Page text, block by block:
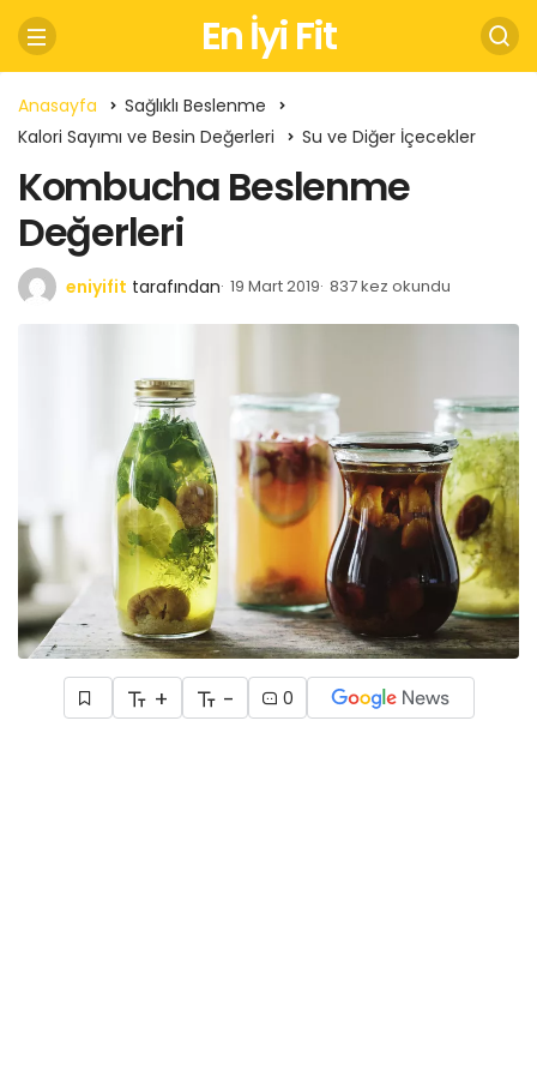
En İyi Fit
Anasayfa
Sağlıklı Beslenme
Kalori Sayımı ve Besin Değerleri
Su ve Diğer İçecekler
Kombucha Beslenme
Değerleri
eniyifit tarafından 19 Mart 2019 837 kez okundu
+ - 0